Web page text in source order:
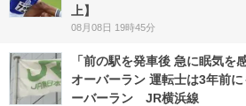
上】
08月08日 19時45分
「前の駅を発車後 急に眠気を
オーバーラン 運転士は3年前
ーバーラン JR横浜線